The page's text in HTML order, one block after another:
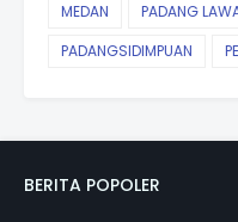
MEDAN
PADANG
PADANGSIDIMPUAN
BERITA POPOLER